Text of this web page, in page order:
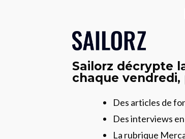
Sailorz décrypte
chaque vendredi,
Des articles de
Des interviews
La rubrique